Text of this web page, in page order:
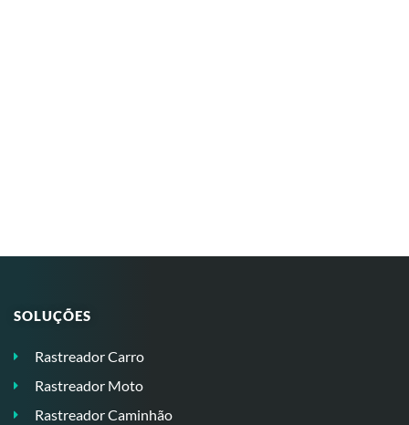
SOLUÇÕES
Rastreador Carro
Rastreador Moto
Rastreador Caminhão